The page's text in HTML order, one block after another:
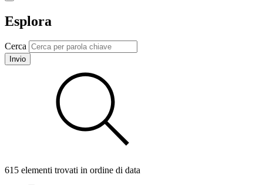
Esplora
Cerca
Invio
615 elementi trovati in ordine di data